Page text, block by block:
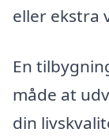
eller ekstra
En
måde at
din